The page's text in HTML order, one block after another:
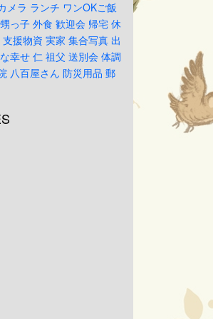
メラ ランチ ワンOKご飯
甥っ子 外食 歓迎会 帰宅 休
支援物資 実家 集合写真 出
幸せ 仁 祖父 送別会 体調
八百屋さん 防災用品 郵